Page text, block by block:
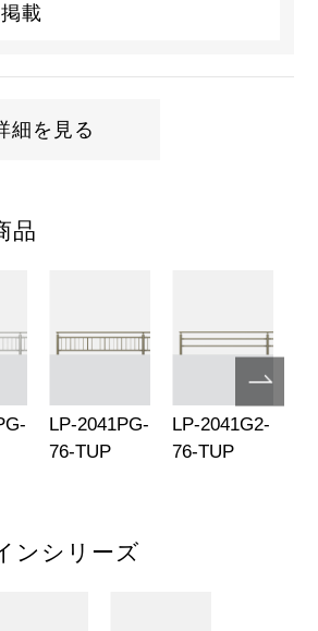
載
細を見る
品
LP-2041PG-
76-TUP
LP-2041G2-
76-TUP
ンシリーズ